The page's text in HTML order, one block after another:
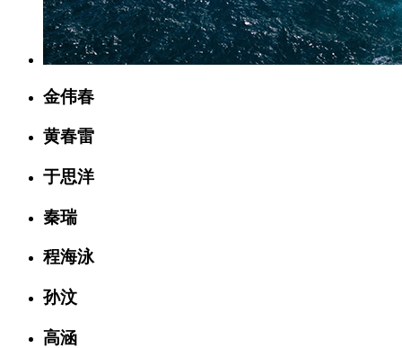
金伟春
黄春雷
于思洋
秦瑞
程海泳
孙汶
高涵